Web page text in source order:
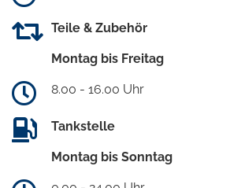
Teile & Zubehör
Montag bis Freitag
8.00 - 16.00 Uhr
Tankstelle
Montag bis Sonntag